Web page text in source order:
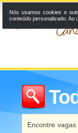
Encontre
Nós usamos cookies e
conteúdo personalizado.